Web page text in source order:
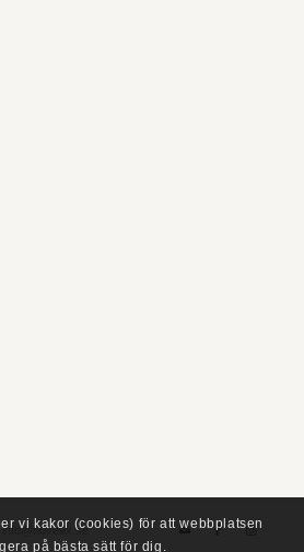
info@novellix.se
vi kakor (cookies) för att webbplatsen
på bästa sätt för dig.